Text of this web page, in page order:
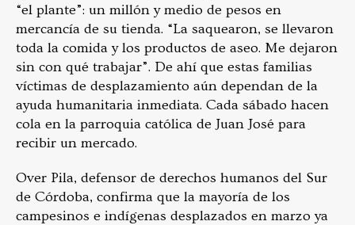
“el plante”: un millón y medio de pesos en
mercancía de su tienda. “La saquearon, se llevaron
toda la comida y los productos de aseo. Me dejaron
sin con qué trabajar”. De ahí que estas familias
víctimas de desplazamiento aún dependan de la
ayuda humanitaria inmediata. Cada sábado hacen
cola en la parroquia católica de Juan José para
recibir un mercado.
Over Pila, defensor de derechos humanos del Sur
de Córdoba, confirma que la mayoría de los
campesinos e indígenas desplazados en marzo ya